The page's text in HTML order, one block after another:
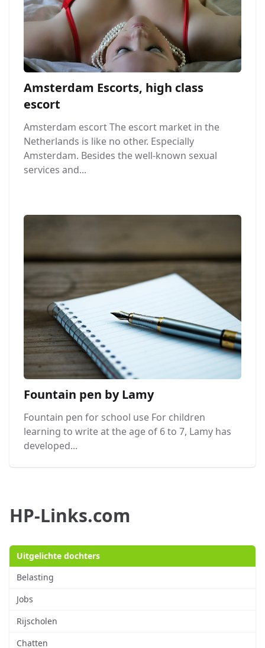
Amsterdam Escorts, high class
escort
Amsterdam escort The escort market in the
Netherlands is like no other. Especially
Amsterdam. Besides the well-known sexual
services and...
Fountain pen by Lamy
Fountain pen for school use For children
learning to write at the age of 6 to 7, Lamy has
developed...
HP-Links.com
Uitgelichte dochters
Belasting
Jobs
Rijscholen
Chatten